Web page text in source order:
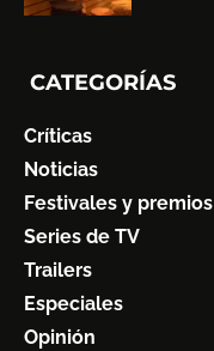
CATEGORÍAS
Críticas
Noticias
Festivales y premios
Series de TV
Trailers
Especiales
Opinión